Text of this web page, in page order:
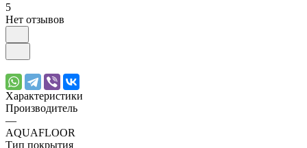
5
Нет отзывов
Характеристики
Производитель
—
AQUAFLOOR
Тип покрытия